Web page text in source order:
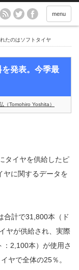
menu
たのはソフトタイヤ
を発表。今季最
（Tomohiro Yoshita）
タイヤを供給したピ
ヤに関するデータを
合計で31,800本（ド
ヤが供給され、実際
2,100本）が使用さ
ヤで全体の25％。